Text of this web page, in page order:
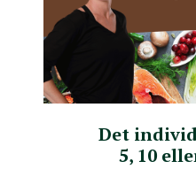
Det
5, 10